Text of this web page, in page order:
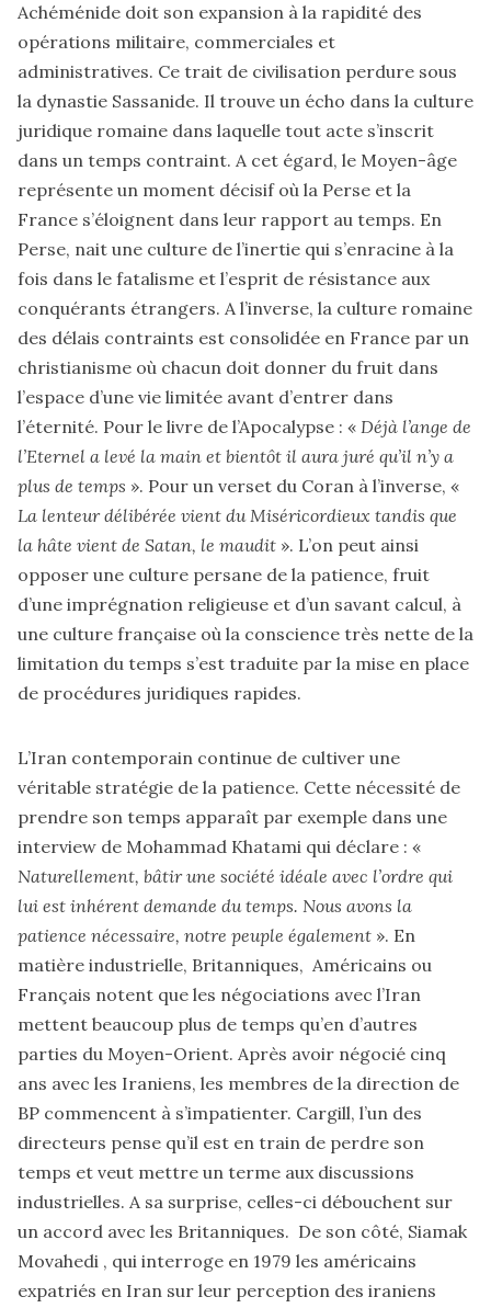
Achéménide doit son expansion à la rapidité des
opérations militaire, commerciales et
administratives. Ce trait de civilisation perdure sous
la dynastie Sassanide. Il trouve un écho dans la culture
juridique romaine dans laquelle tout acte s’inscrit
dans un temps contraint. A cet égard, le Moyen-âge
représente un moment décisif où la Perse et la
France s’éloignent dans leur rapport au temps. En
Perse, nait une culture de l’inertie qui s’enracine à la
fois dans le fatalisme et l’esprit de résistance aux
conquérants étrangers. A l’inverse, la culture romaine
des délais contraints est consolidée en France par un
christianisme où chacun doit donner du fruit dans
l’espace d’une vie limitée avant d’entrer dans
l’éternité. Pour le livre de l’Apocalypse : « Déjà l’ange de
l’Eternel a levé la main et bientôt il aura juré qu’il n’y a
plus de temps ». Pour un verset du Coran à l’inverse, «
La lenteur délibérée vient du Miséricordieux tandis que
la hâte vient de Satan, le maudit ». L’on peut ainsi
opposer une culture persane de la patience, fruit
d’une imprégnation religieuse et d’un savant calcul, à
une culture française où la conscience très nette de la
limitation du temps s’est traduite par la mise en place
de procédures juridiques rapides.
L’Iran contemporain continue de cultiver une
véritable stratégie de la patience. Cette nécessité de
prendre son temps apparaît par exemple dans une
interview de Mohammad Khatami qui déclare : «
Naturellement, bâtir une société idéale avec l’ordre qui
lui est inhérent demande du temps. Nous avons la
patience nécessaire, notre peuple également ». En
matière industrielle, Britanniques, Américains ou
Français notent que les négociations avec l’Iran
mettent beaucoup plus de temps qu’en d’autres
parties du Moyen-Orient. Après avoir négocié cinq
ans avec les Iraniens, les membres de la direction de
BP commencent à s’impatienter. Cargill, l’un des
directeurs pense qu’il est en train de perdre son
temps et veut mettre un terme aux discussions
industrielles. A sa surprise, celles-ci débouchent sur
un accord avec les Britanniques. De son côté, Siamak
Movahedi , qui interroge en 1979 les américains
expatriés en Iran sur leur perception des iraniens